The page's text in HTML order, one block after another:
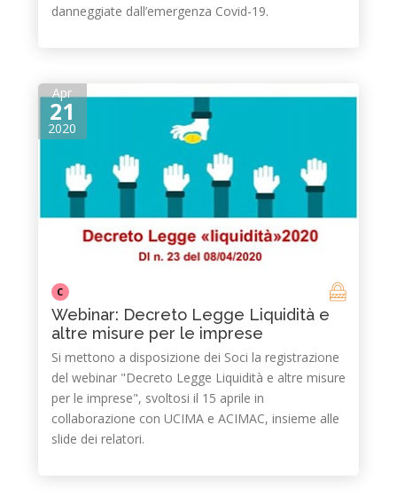
danneggiate dall’emergenza Covid-19.
Apr
21
2020
C
Webinar: Decreto Legge Liquidità e
altre misure per le imprese
Si mettono a disposizione dei Soci la registrazione
del webinar "Decreto Legge Liquidità e altre misure
per le imprese", svoltosi il 15 aprile in
collaborazione con UCIMA e ACIMAC, insieme alle
slide dei relatori.